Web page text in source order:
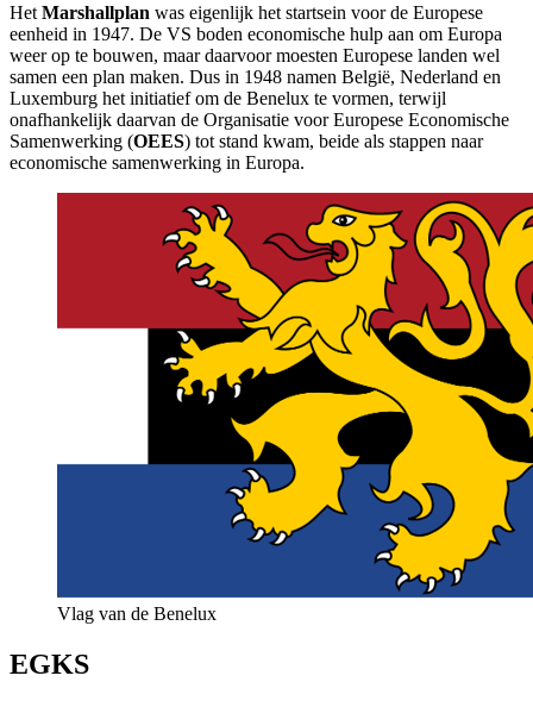
Het Marshallplan was eigenlijk het startsein voor de Europese
eenheid in 1947. De VS boden economische hulp aan om Europa
weer op te bouwen, maar daarvoor moesten Europese landen wel
samen een plan maken. Dus in 1948 namen België, Nederland en
Luxemburg het initiatief om de Benelux te vormen, terwijl
onafhankelijk daarvan de Organisatie voor Europese Economische
Samenwerking (OEES) tot stand kwam, beide als stappen naar
economische samenwerking in Europa.
Vlag van de Benelux
EGKS